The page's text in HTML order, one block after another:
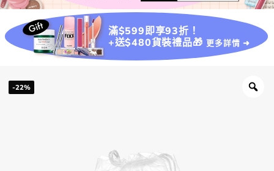
滿$599即享93折！
+送$480貨裝禮品🎁 更多詳情 ➜
-22%